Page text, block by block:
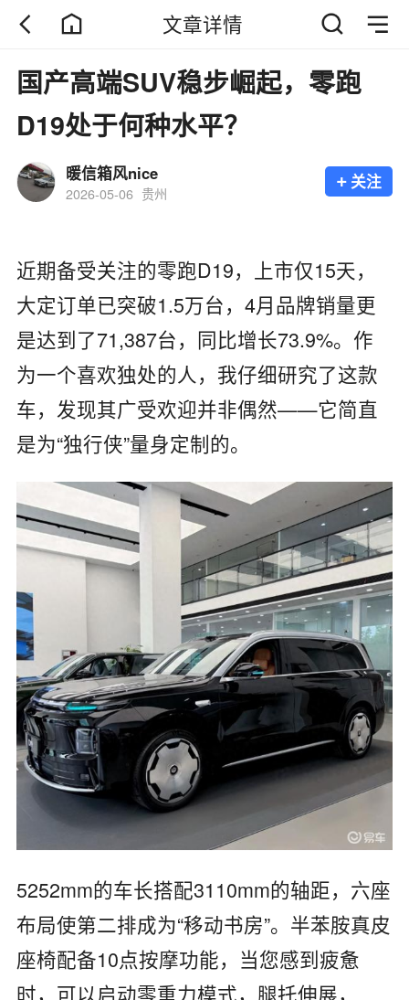
文章详情
国产高端SUV稳步崛起，零跑
D19处于何种水平？
暖信箱风nice
2026-05-06 贵州
+ 关注
近期备受关注的零跑D19，上市仅15天，
大定订单已突破1.5万台，4月品牌销量更
是达到了71,387台，同比增长73.9%。作
为一个喜欢独处的人，我仔细研究了这款
车，发现其广受欢迎并非偶然——它简直
是为“独行侠”量身定制的。
5252mm的车长搭配3110mm的轴距，六座
布局使第二排成为“移动书房”。半苯胺真皮
座椅配备10点按摩功能，当您感到疲惫
时，可以启动零重力模式，腿托伸展，